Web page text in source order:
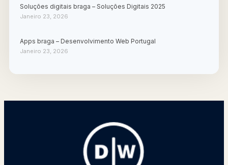
Soluções digitais braga – Soluções Digitais 2025
Janeiro 23, 2026
Apps braga – Desenvolvimento Web Portugal
Janeiro 23, 2026